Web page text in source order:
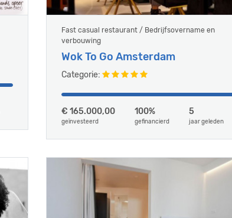
Fast casual restaurant / Bedrijfsovername en
verbouwing
Wok To Go Amsterdam
Categorie:
€ 165.000,00
geïnvesteerd
100%
gefinancierd
5
jaar geleden